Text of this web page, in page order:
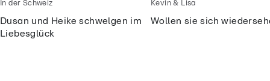
Dusan und Heike schwelgen im
Liebesglück
In der Schweiz
Wollen sie sich
Kevin & Lisa